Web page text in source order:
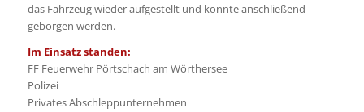
das Fahrzeug wieder aufgestellt und konnte anschließend
geborgen werden.
Im Einsatz standen:
FF Feuerwehr Pörtschach am Wörthersee
Polizei
Privates Abschleppunternehmen